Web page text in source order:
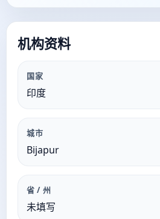
机构资料
国家
印度
城市
Bijapur
省 / 州
未填写